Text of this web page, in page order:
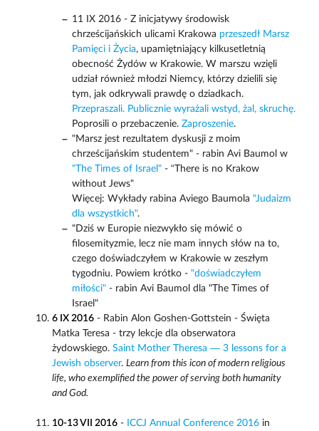
11 IX 2016 - Z inicjatywy środowisk
chrześcijańskich ulicami Krakowa przeszedł Marsz
Pamięci i Życia, upamiętniający kilkusetletnią
obecność Żydów w Krakowie. W marszu wzięli
udział również młodzi Niemcy, którzy dzielili się
tym, jak odkrywali prawdę o dziadkach.
Przepraszali. Publicznie wyrażali wstyd, żal, skruchę.
Poprosili o przebaczenie. Zaproszenie.
"Marsz jest rezultatem dyskusji z moim
chrześcijańskim studentem" - rabin Avi Baumol w
"The Times of Israel"- “There is no Krakow
without Jews"
Więcej: Wykłady rabina Aviego Baumola "Judaizm
dla wszystkich".
"Dziś w Europie niezwykło się mówić o
filosemityzmie, lecz nie mam innych słów na to,
czego doświadczyłem w Krakowie w zeszłym
tygodniu. Powiem krótko - "doświadczyłem
miłości"- rabin Avi Baumol dla "The Times of
Israel"
6 IX 2016- Rabin Alon Goshen-Gottstein - Święta
Matka Teresa - trzy lekcje dla obserwatora
żydowskiego. Saint Mother Theresa — 3 lessons for a
Jewish observer. Learn from this icon of modern religious
life, who exemplified the power of serving both humanity
and God.
10-13 VII 2016- ICCJ Annual Conference 2016in